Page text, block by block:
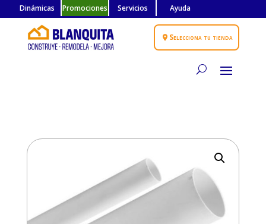
Dinámicas Promociones Servicios Ayuda
Selecciona tu tienda